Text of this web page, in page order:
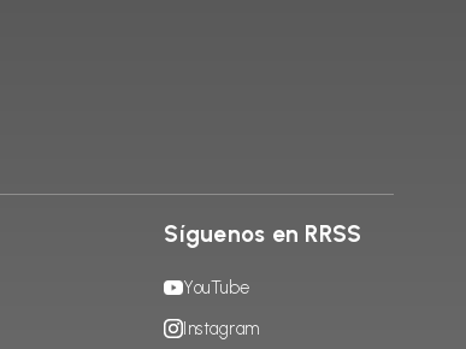
Síguenos en RRSS
YouTube
Instagram